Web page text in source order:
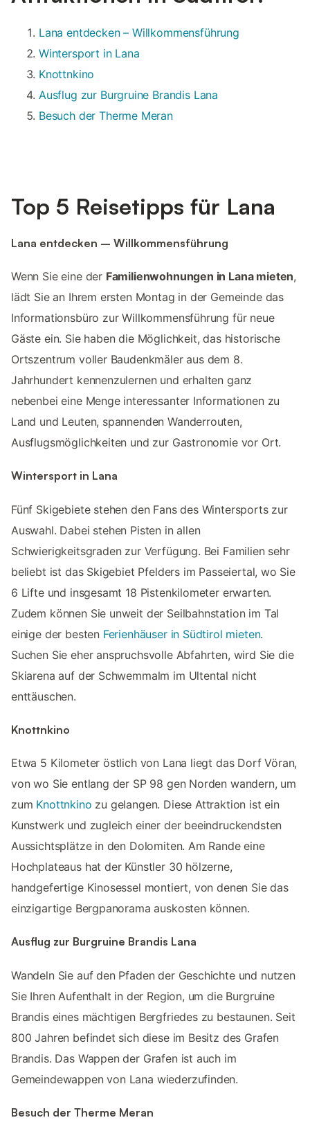
Lana entdecken – Willkommensführung
Wintersport in Lana
Knottnkino
Ausflug zur Burgruine Brandis Lana
Besuch der Therme Meran
Top 5 Reisetipps für Lana
Lana entdecken – Willkommensführung
Wenn Sie eine der Familienwohnungen in Lana mieten,
lädt Sie an Ihrem ersten Montag in der Gemeinde das
Informationsbüro zur Willkommensführung für neue
Gäste ein. Sie haben die Möglichkeit, das historische
Ortszentrum voller Baudenkmäler aus dem 8.
Jahrhundert kennenzulernen und erhalten ganz
nebenbei eine Menge interessanter Informationen zu
Land und Leuten, spannenden Wanderrouten,
Ausflugsmöglichkeiten und zur Gastronomie vor Ort.
Wintersport in Lana
Fünf Skigebiete stehen den Fans des Wintersports zur
Auswahl. Dabei stehen Pisten in allen
Schwierigkeitsgraden zur Verfügung. Bei Familien sehr
beliebt ist das Skigebiet Pfelders im Passeiertal, wo Sie
6 Lifte und insgesamt 18 Pistenkilometer erwarten.
Zudem können Sie unweit der Seilbahnstation im Tal
einige der besten Ferienhäuser in Südtirol mieten.
Suchen Sie eher anspruchsvolle Abfahrten, wird Sie die
Skiarena auf der Schwemmalm im Ultental nicht
enttäuschen.
Knottnkino
Etwa 5 Kilometer östlich von Lana liegt das Dorf Vöran,
von wo Sie entlang der SP 98 gen Norden wandern, um
zum Knottnkino zu gelangen. Diese Attraktion ist ein
Kunstwerk und zugleich einer der beeindruckendsten
Aussichtsplätze in den Dolomiten. Am Rande eine
Hochplateaus hat der Künstler 30 hölzerne,
handgefertige Kinosessel montiert, von denen Sie das
einzigartige Bergpanorama auskosten können.
Ausflug zur Burgruine Brandis Lana
Wandeln Sie auf den Pfaden der Geschichte und nutzen
Sie Ihren Aufenthalt in der Region, um die Burgruine
Brandis eines mächtigen Bergfriedes zu bestaunen. Seit
800 Jahren befindet sich diese im Besitz des Grafen
Brandis. Das Wappen der Grafen ist auch im
Gemeindewappen von Lana wiederzufinden.
Besuch der Therme Meran